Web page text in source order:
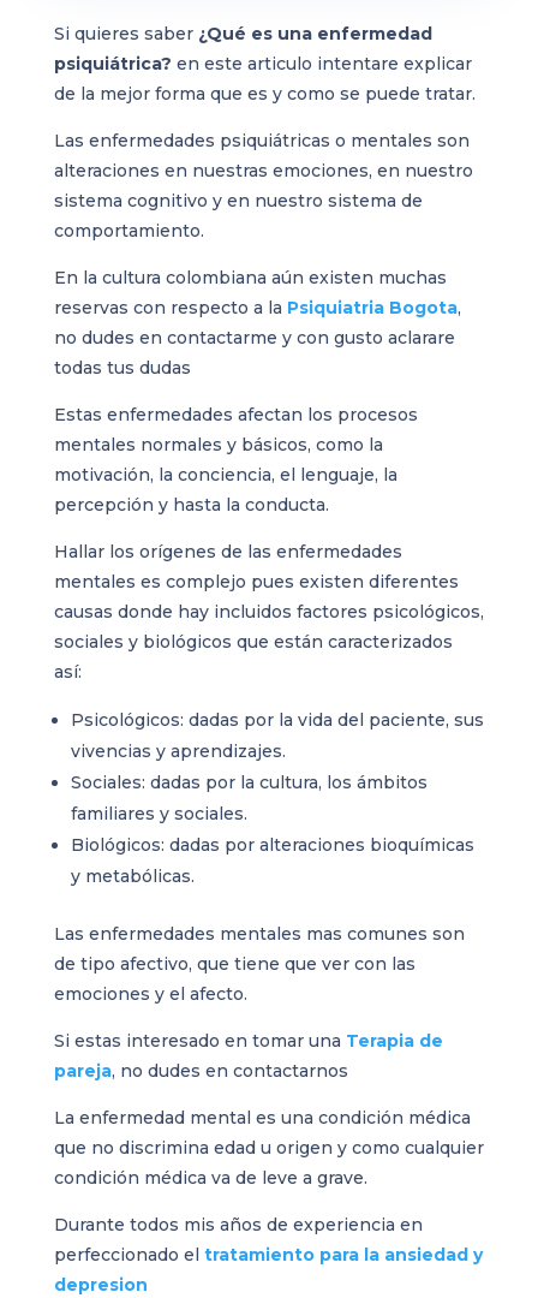
Si quieres saber ¿Qué es una enfermedad
psiquiátrica? en este articulo intentare explicar
de la mejor forma que es y como se puede tratar.
Las enfermedades psiquiátricas o mentales son
alteraciones en nuestras emociones, en nuestro
sistema cognitivo y en nuestro sistema de
comportamiento.
En la cultura colombiana aún existen muchas
reservas con respecto a la Psiquiatria Bogota,
no dudes en contactarme y con gusto aclarare
todas tus dudas
Estas enfermedades afectan los procesos
mentales normales y básicos, como la
motivación, la conciencia, el lenguaje, la
percepción y hasta la conducta.
Hallar los orígenes de las enfermedades
mentales es complejo pues existen diferentes
causas donde hay incluidos factores psicológicos,
sociales y biológicos que están caracterizados
así:
Psicológicos: dadas por la vida del paciente, sus
vivencias y aprendizajes.
Sociales: dadas por la cultura, los ámbitos
familiares y sociales.
Biológicos: dadas por alteraciones bioquímicas
y metabólicas.
Las enfermedades mentales mas comunes son
de tipo afectivo, que tiene que ver con las
emociones y el afecto.
Si estas interesado en tomar una Terapia de
pareja, no dudes en contactarnos
La enfermedad mental es una condición médica
que no discrimina edad u origen y como cualquier
condición médica va de leve a grave.
Durante todos mis años de experiencia en
perfeccionado el tratamiento para la ansiedad y
depresion